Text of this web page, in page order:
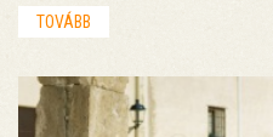
TOVÁBB